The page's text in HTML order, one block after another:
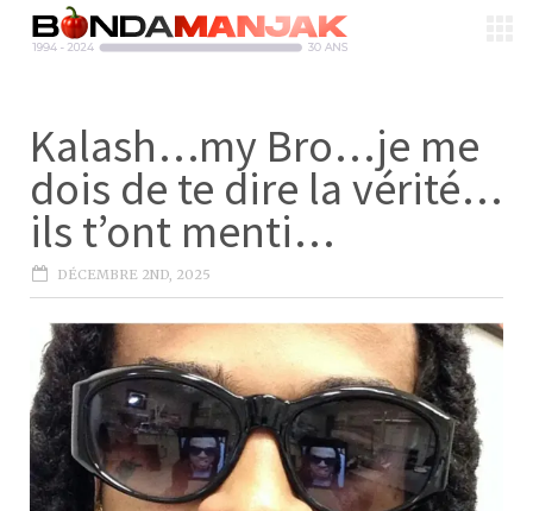
Kalash…my Bro…je me
dois de te dire la vérité…
ils t’ont menti…
DÉCEMBRE 2ND, 2025